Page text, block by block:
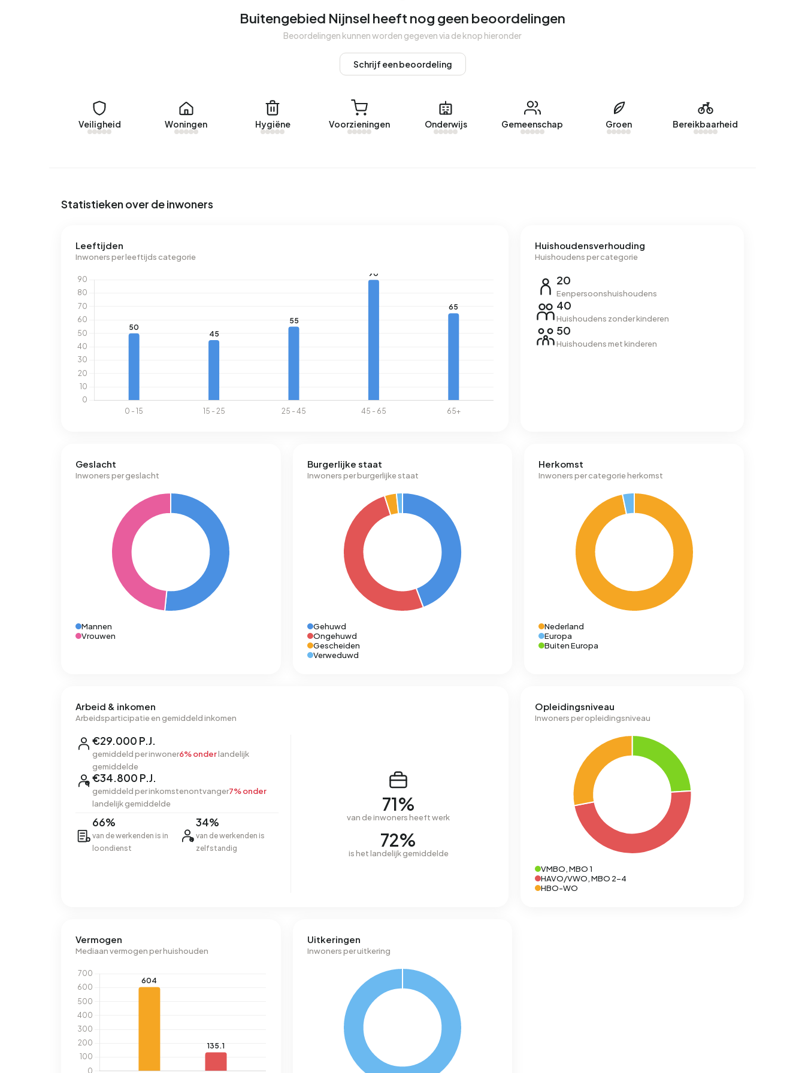
Momenteel zijn er geen woningen te huur in Buitengebied Nijnsel. Afgelopen jaar zijn er geen woningen
Geen recente verhuurdata beschikbaar voor Buitengebied Nijnsel.
Energie
In Buitengebied Nijnsel zijn er 104 adressen met een geregistreerd energielabel. De meest voorkomende
labels zijn G (22%), C (19%) en F (16%). Gemiddeld verbruikt een adres in Buitengebied Nijnsel 4.410 kWh
Buitengebied Nijnsel heeft nog geen beoordelingen
Beoordelingen kunnen worden gegeven via de knop hieronder
Schrijf een beoordeling
Veiligheid Woningen Hygiëne Voorzieningen Onderwijs Gemeenschap Groen Bereikbaarheid
Statistieken over de inwoners
Leeftijden
Inwoners per leeftijds categorie
Huishoudensverhouding
Huishoudens per categorie
20
Eenpersoonshuishoudens
40
Huishoudens zonder kinderen
50
Huishoudens met kinderen
Geslacht
Inwoners per geslacht
Mannen
Vrouwen
Burgerlijke staat
Inwoners per burgerlijke staat
Gehuwd
Ongehuwd
Gescheiden
Verweduwd
Herkomst
Inwoners per categorie herkomst
Nederland
Europa
Buiten Europa
Arbeid & inkomen
Arbeidsparticipatie en gemiddeld inkomen
€29.000 P.J.
gemiddeld per inwoner6% onderlandelijk
gemiddelde
€34.800 P.J.
gemiddeld per inkomstenontvanger7% onder
landelijk gemiddelde
66%
van de werkenden is in
loondienst
34%
van de werkenden is
zelfstandig
71%
van de inwoners heeft werk
72%
is het landelijk gemiddelde
Opleidingsniveau
Inwoners per opleidingsniveau
VMBO, MBO 1
HAVO/VWO, MBO 2-4
HBO-WO
Vermogen
Mediaan vermogen per huishouden
Uitkeringen
Inwoners per uitkering